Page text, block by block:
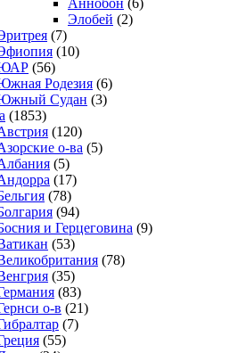
Элобей (2)
(7)
(10)
(56)
Родезия (6)
Судан (3)
(1853)
(120)
о-ва (5)
(5)
(17)
(78)
(94)
и Герцеговина (9)
(53)
(78)
(35)
(83)
о-в (21)
(7)
(55)